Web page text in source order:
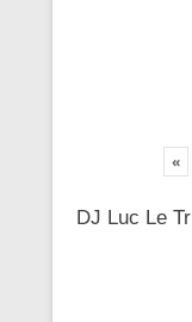
«
DJ Luc Le